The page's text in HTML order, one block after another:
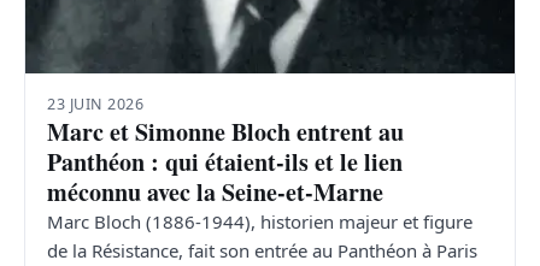
23 JUIN 2026
Marc et Simonne Bloch entrent au
Panthéon : qui étaient-ils et le lien
méconnu avec la Seine-et-Marne
Marc Bloch (1886-1944), historien majeur et figure
de la Résistance, fait son entrée au Panthéon à Paris